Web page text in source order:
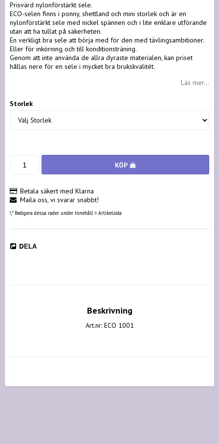
Prisvärd nylonförstärkt sele.
ECO-selen finns i ponny, shettland och mini storlek och är en
nylonförstärkt sele med nickel spännen och i lite enklare utförande
utan att ha tullat på säkerheten.
En verkligt bra sele att börja med för den med tävlingsambitioner.
Eller för inkörning och till konditionsträning.
Genom att inte använda de allra dyraste materialen, kan priset
hållas nere för en sele i mycket bra brukskvalitét.
Läs mer...
Storlek
KÖP
Betala säkert med Klarna
Maila oss, vi svarar snabbt!
\* Redigera dessa rader under Innehåll > Artikelsida
DELA
Beskrivning
Art.nr: ECO 1001